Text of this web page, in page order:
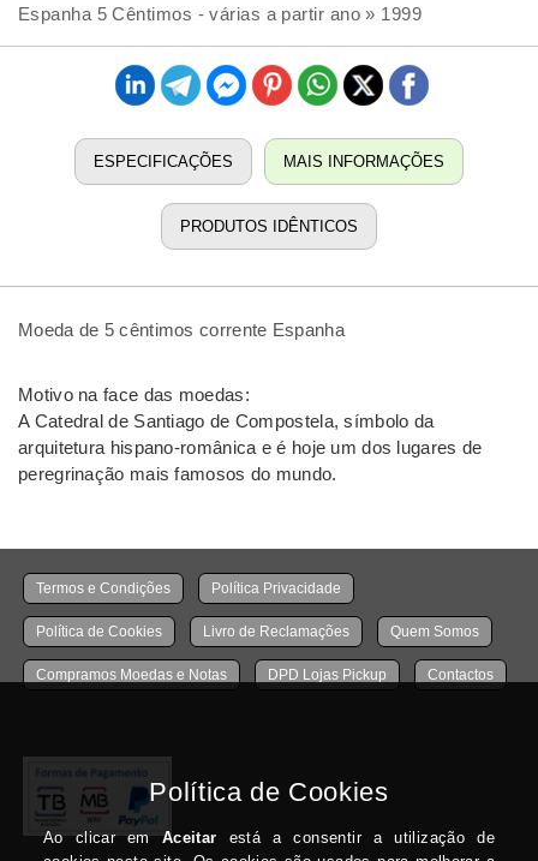
Espanha 5 Cêntimos - várias a partir ano » 1999
ESPECIFICAÇÕES MAIS INFORMAÇÕES
PRODUTOS IDÊNTICOS
Moeda de 5 cêntimos corrente Espanha
Motivo na face das moedas:
A Catedral de Santiago de Compostela, símbolo da
arquitetura hispano-românica e é hoje um dos lugares de
peregrinação mais famosos do mundo.
Termos e Condições Política Privacidade
Política de Cookies Livro de Reclamações Quem Somos
Compramos Moedas e Notas DPD Lojas Pickup Contactos